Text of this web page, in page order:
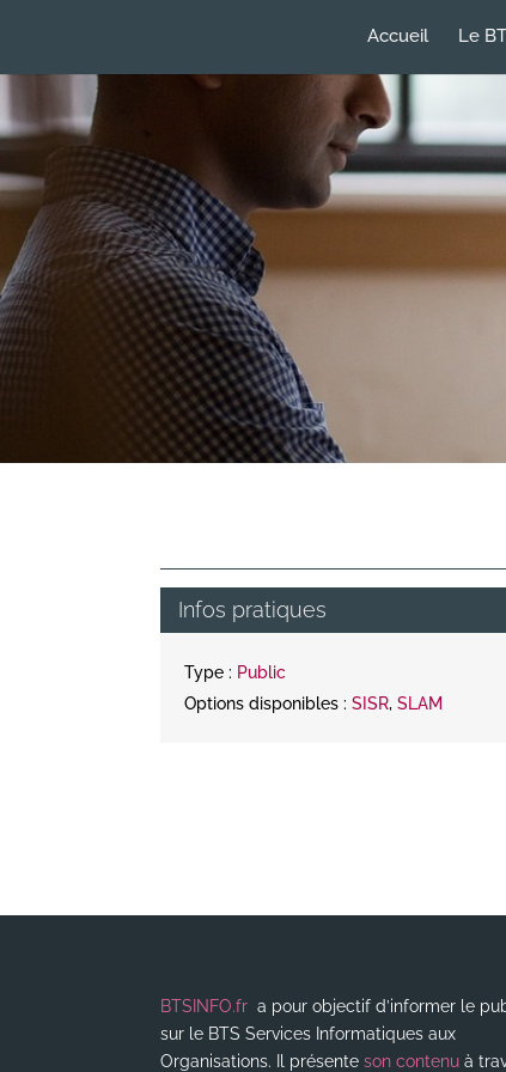
Accueil Le
Infos pratiques
Type : Public
Options disponibles :SISR,SLAM
BTSINFO.fr a pour objectif d’informer le
sur le BTS Services Informatiques aux
Organisations. Il présenteson contenu à